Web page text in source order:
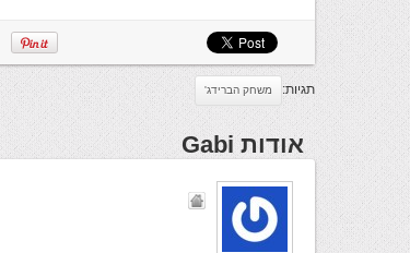
תגיות: משחק הברידג'
אודות Gabi